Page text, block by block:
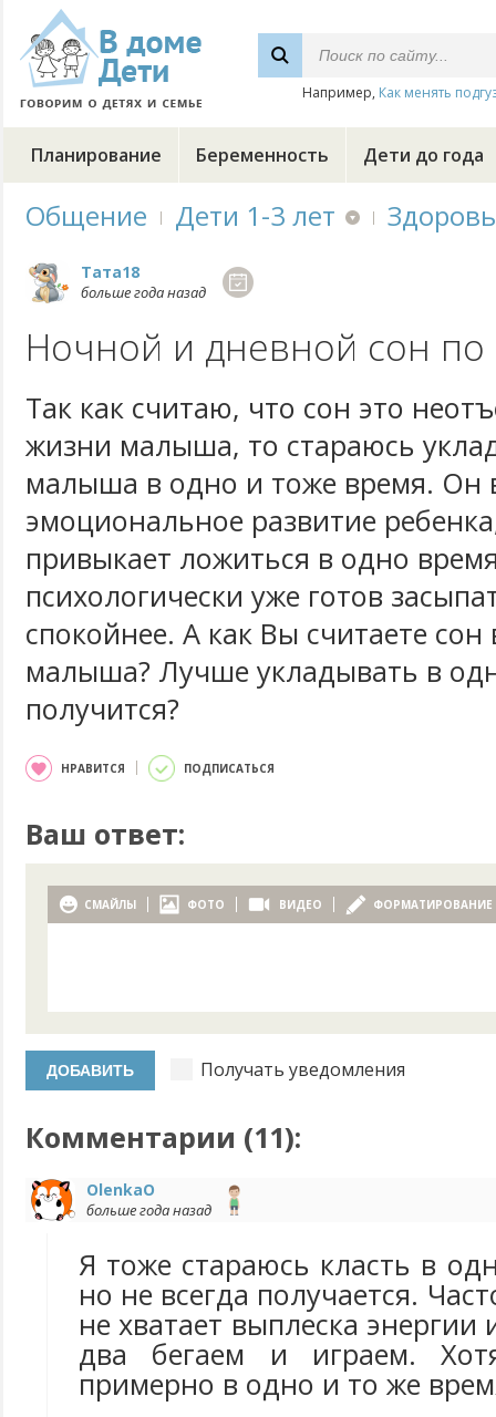
Например, Как менять
Планирование Беременность Дети до года
Общение Дети 1-3 лет
Тата18
больше года назад
Ночной и дневной сон
Так как считаю, что сон это
жизни малыша, то стараюсь
малыша в одно и тоже время. Он
эмоциональное развитие
привыкает ложиться в одно
психологически уже готов
спокойнее. А как Вы считаете
малыша? Лучше укладывать в
получится?
НРАВИТСЯ ПОДПИСАТЬСЯ
Ваш ответ:
СМАЙЛЫ ФОТО ВИДЕО ФОРМАТИРОВАНИЕ
Получать уведомления
Комментарии (11):
OlenkaO
больше года назад
Я тоже стараюсь класть в
но не всегда получается.
не хватает выплеска
два бегаем и играем.
примерно в одно и то же